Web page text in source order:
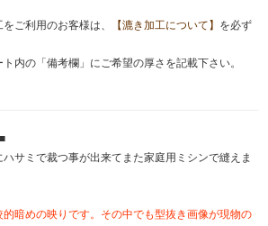
ご利用のお客様は、 【漉き加工について】 を必ず
内の「備考欄」にご希望の厚さを記載下さい。
サミで裁つ事が出来てまた家庭用ミシンで縫えま
暗めの映りです。その中でも型抜き画像が現物の